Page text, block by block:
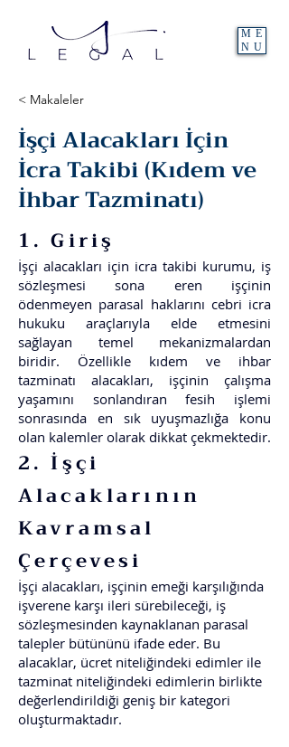
ME
NU
< Makaleler
İşçi Alacakları İçin
İcra Takibi (Kıdem ve
İhbar Tazminatı)
1. Giriş
İşçi alacakları için icra takibi kurumu, iş
sözleşmesi sona eren işçinin
ödenmeyen parasal haklarını cebri icra
hukuku araçlarıyla elde etmesini
sağlayan temel mekanizmalardan
biridir. Özellikle kıdem ve ihbar
tazminatı alacakları, işçinin çalışma
yaşamını sonlandıran fesih işlemi
sonrasında en sık uyuşmazlığa konu
olan kalemler olarak dikkat çekmektedir.
2. İşçi
Alacaklarının
Kavramsal
Çerçevesi
İşçi alacakları, işçinin emeği karşılığında
işverene karşı ileri sürebileceği, iş
sözleşmesinden kaynaklanan parasal
talepler bütününü ifade eder. Bu
alacaklar, ücret niteliğindeki edimler ile
tazminat niteliğindeki edimlerin birlikte
değerlendirildiği geniş bir kategori
oluşturmaktadır.